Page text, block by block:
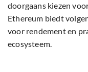
doorgaans kiezen
Ethereum biedt
voor rendement en
ecosysteem.